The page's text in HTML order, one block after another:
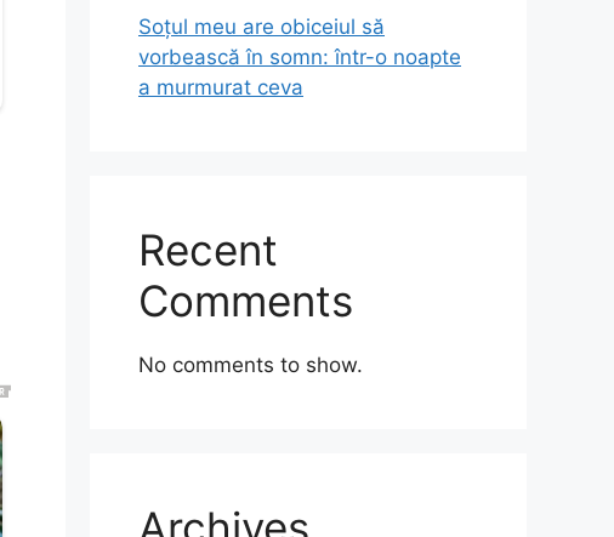
Soțul meu are obiceiul să
vorbească în somn: într-o noapte
a murmurat ceva
Recent
Comments
No comments to show.